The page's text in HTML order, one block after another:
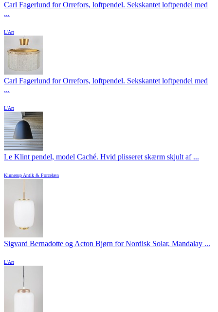
Carl Fagerlund for Orrefors, loftpendel. Sekskantet loftpendel med
...
L'Art
Carl Fagerlund for Orrefors, loftpendel. Sekskantet loftpendel med
...
L'Art
Le Klint pendel, model Caché. Hvid plisseret skærm skjult af ...
Kinnerup Antik & Porcelæn
Sigvard Bernadotte og Acton Bjørn for Nordisk Solar, Mandalay ...
L'Art